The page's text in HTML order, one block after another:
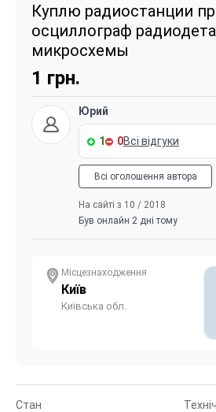
Куплю радиостанции
осциллограф
микросхемы
1 грн.
Юрий
1 0Всі відгуки
Всі оголошення автора
На сайті з 10 / 2018
Був онлайн 2 дні тому
Місцезнаходження
Київ
Київська обл.
Стан